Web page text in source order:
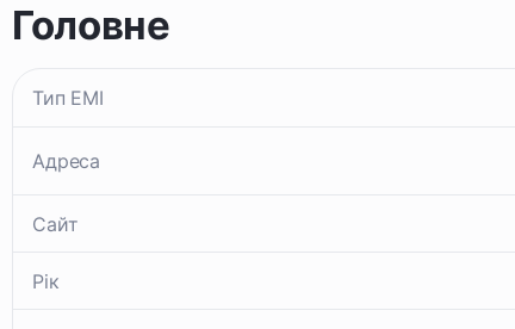
Головне
Тип EMI
Адреса
Сайт
Рік